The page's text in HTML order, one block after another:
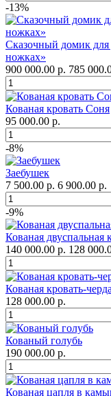
-13%
Сказочный домик
ножках»
900 000.00 р. 785
Кованая кровать Соня
95 000.00 р.
-8%
Заебушек
7 500.00 р. 6 900.00 р.
-9%
Кованая двуспальная
140 000.00 р. 128
Кованая кровать-
128 000.00 р.
Кованый голубь
190 000.00 р.
Кованая цапля в